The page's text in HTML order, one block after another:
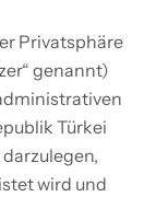
Privatsphäre
genannt)
Türkei
wird und